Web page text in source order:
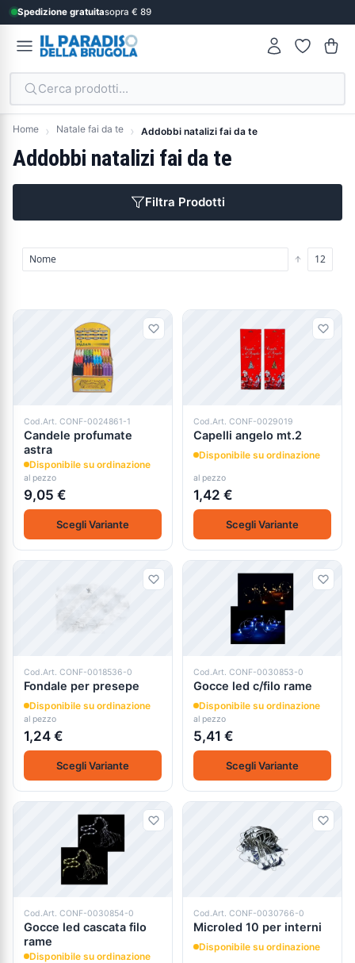
Spedizione gratuitasopra € 89
Cerca prodotti...
Home Natale fai da te Addobbi natalizi fai da te
Addobbi natalizi fai da te
Filtra Prodotti
Prodotti
Cod.Art. CONF-0024861-1
Candele profumate
astra
Disponibile su ordinazione
al pezzo
9,05 €
Scegli Variante
Cod.Art. CONF-0029019
Capelli angelo mt.2
Disponibile su ordinazione
al pezzo
1,42 €
Scegli Variante
Cod.Art. CONF-0018536-0
Fondale per presepe
Disponibile su ordinazione
al pezzo
1,24 €
Scegli Variante
Cod.Art. CONF-0030853-0
Gocce led c/filo rame
Disponibile su ordinazione
al pezzo
5,41 €
Scegli Variante
Cod.Art. CONF-0030854-0
Gocce led cascata filo
rame
Disponibile su ordinazione
Cod.Art. CONF-0030766-0
Microled 10 per interni
Disponibile su ordinazione